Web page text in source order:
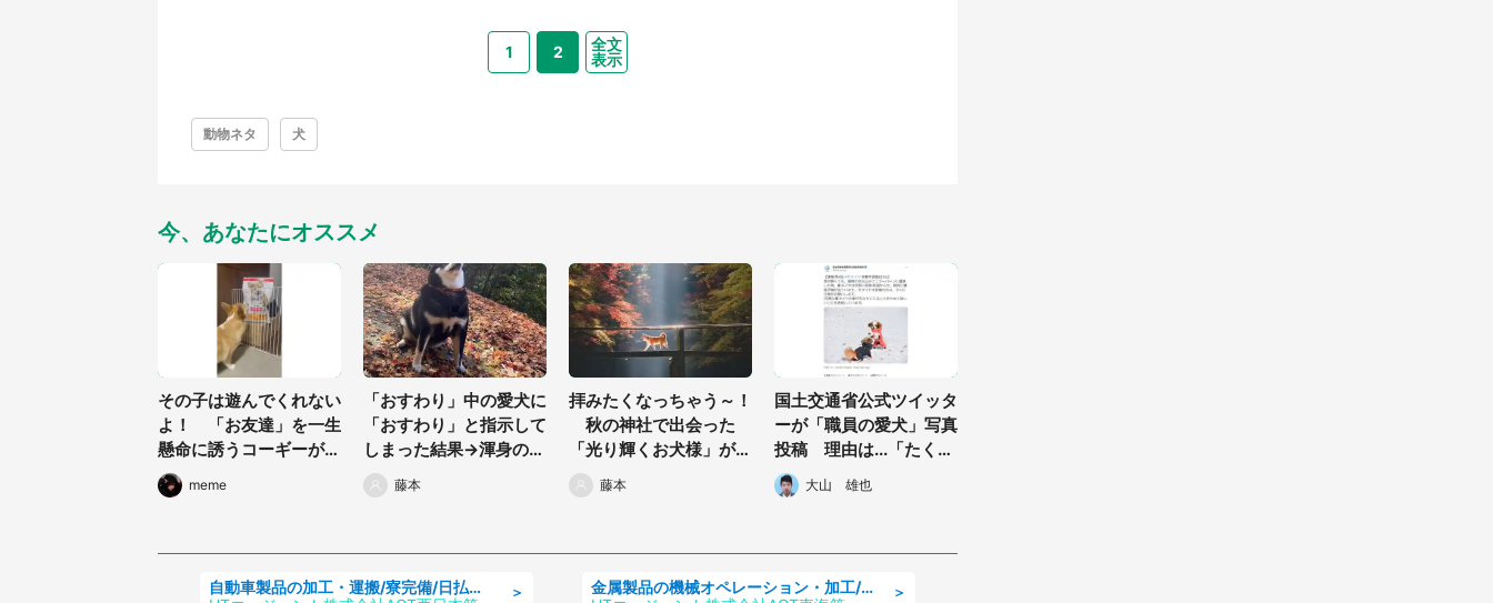
1 2
全文
表示
動物ネタ 犬
今、あなたにオススメ
その子は遊んでくれない
よ！ 「お友達」を一生
懸命に誘うコーギーが健
気で可愛すぎる
meme
「おすわり」中の愛犬に
「おすわり」と指示して
しまった結果→渾身の
「おすわり」が激写され
る
藤本
拝みたくなっちゃう～！
秋の神社で出会った
「光り輝くお犬様」が
神々しすぎる
藤本
国土交通省公式ツイッタ
ーが「職員の愛犬」写真
投稿 理由は...「たくさ
んの人に見てもらうた
め」
大山 雄也
＞
自動車製品の加工・運搬/寮完備/日払い/工場・製造
＞
金属製品の機械オペレーション・加工/寮完備/日払い/工場・製造